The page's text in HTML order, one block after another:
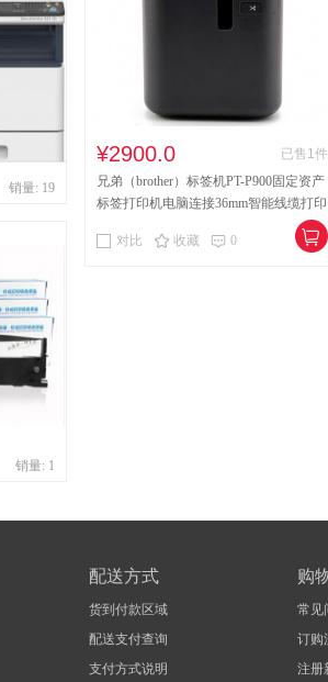
销量: 19
销量: 1
¥2900.0
已售1件
兄弟（brother）标签机PT-P900固定资产
标签打印机电脑连接36mm智能线缆打印
对比
收藏 0
配送方式
货到付款区域
配送支付查询
支付方式说明
购
常见
订购
注册